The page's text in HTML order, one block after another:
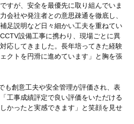
すが、安全を最優先に取り組んでいま
会社や発注者との意思疎通を徹底し、
足説明など日々細かい工夫を重ねてい
設備工事に携わり、現場ごとに異
応してきました。長年培ってきた経験
クトを円滑に進めています」と胸を張
も創意工夫や安全管理が評価され、表
工事成績評定で良い評価をいただける
かったと実感できます」と笑顔を見せ